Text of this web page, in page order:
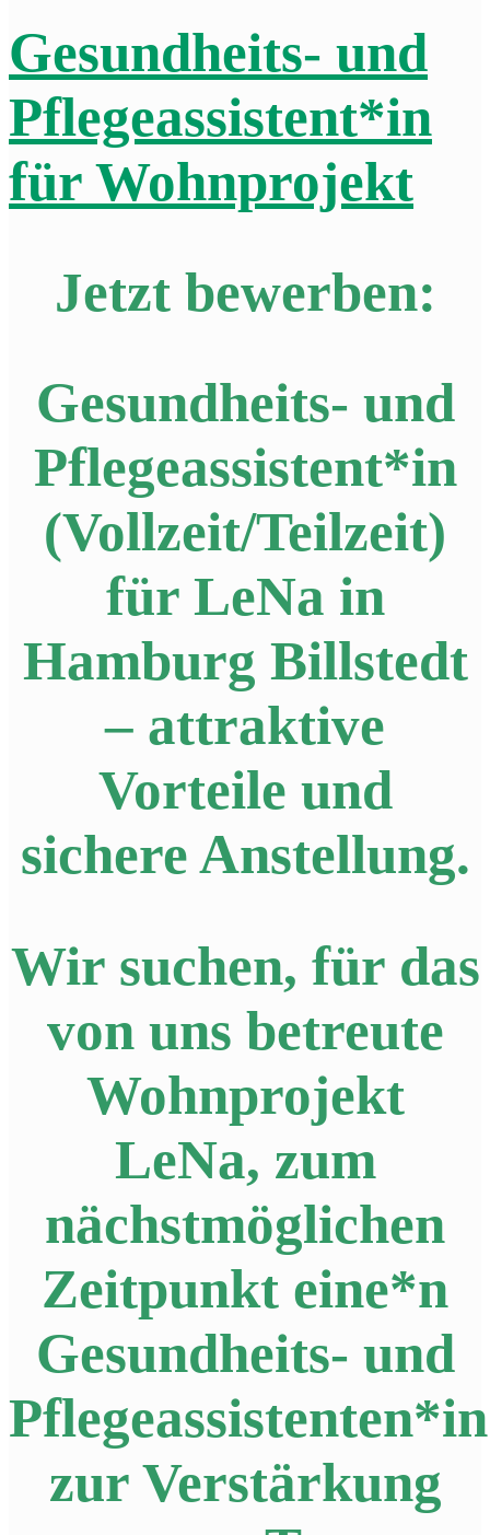
Gesundheits- und
Pflegeassistent*in
für Wohnprojekt
Jetzt bewerben:
Gesundheits- und
Pflegeassistent*in
(Vollzeit/Teilzeit)
für LeNa in
Hamburg Billstedt
– attraktive
Vorteile und
sichere Anstellung.
Wir suchen, für das
von uns betreute
Wohnprojekt
LeNa, zum
nächstmöglichen
Zeitpunkt eine*n
Gesundheits- und
Pflegeassistenten*in
zur Verstärkung